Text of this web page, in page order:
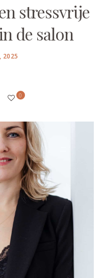
stressvrije
de salon
2025
0